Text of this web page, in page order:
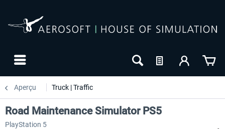
Aperçu Truck | Traffic
Road Maintenance Simulator PS5
PlayStation 5